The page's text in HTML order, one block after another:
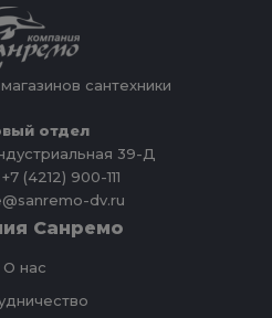
сантехники
отдел
39-Д
(4212) 900-111
dv.ru
Санремо
О нас